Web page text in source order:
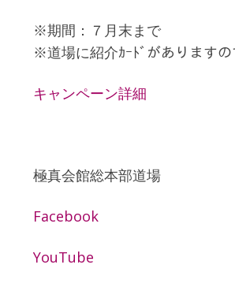
※期間：７月末まで
※道場に紹介ｶｰﾄﾞがあります
キャンペーン詳細
極真会館総本部道場
Facebook
YouTube